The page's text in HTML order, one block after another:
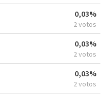
0,03%
2 votos
0,03%
2 votos
0,03%
2 votos